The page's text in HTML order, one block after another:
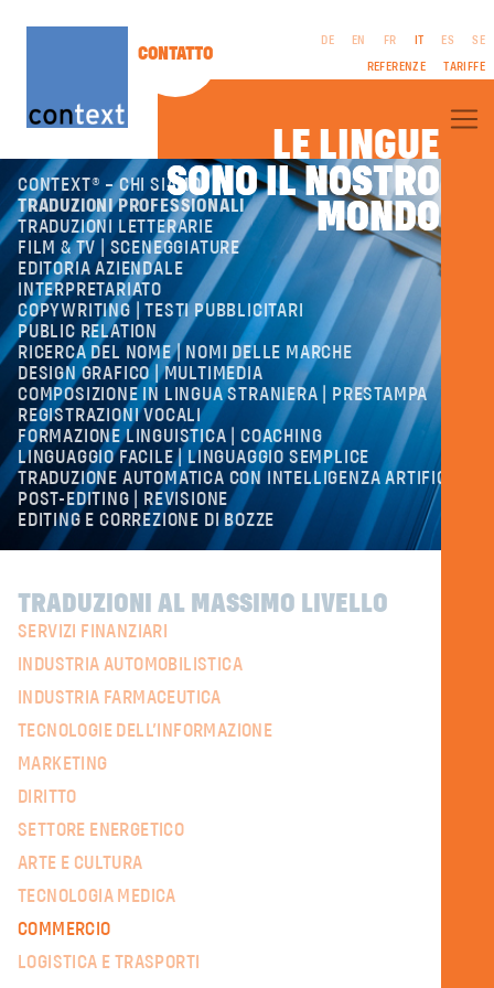
LE LINGUE
SONO IL NOSTRO
MONDO
SONO IL NOSTRO
MONDO
DE EN FR IT ES
SE
REFERENZE
TARIFFE
CONTEXT® – CHI SIAMO
TRADUZIONI PROFESSIONALI
TRADUZIONI LETTERARIE
FILM & TV | SCENEGGIATURE
EDITORIA AZIENDALE
INTERPRETARIATO
COPYWRITING | TESTI PUBBLICITARI
PUBLIC RELATION
RICERCA DEL NOME | NOMI DELLE MARCHE
DESIGN GRAFICO | MULTIMEDIA
COMPOSIZIONE IN LINGUA STRANIERA | PRESTAMPA
REGISTRAZIONI VOCALI
FORMAZIONE LINGUISTICA | COACHING
LINGUAGGIO FACILE | LINGUAGGIO SEMPLICE
TRADUZIONE AUTOMATICA CON INTELLIGENZA ARTIFICIALE
POST-EDITING | REVISIONE
EDITING E CORREZIONE DI BOZZE
TRADUZIONI AL MASSIMO LIVELLO
SERVIZI FINANZIARI
INDUSTRIA AUTOMOBILISTICA
INDUSTRIA FARMACEUTICA
TECNOLOGIE DELL’INFORMAZIONE
MARKETING
DIRITTO
SETTORE ENERGETICO
ARTE E CULTURA
TECNOLOGIA MEDICA
COMMERCIO
LOGISTICA E TRASPORTI
NOTE LEGALI
CGC
PROTEZIONE DEI
DATI
CONTATTO